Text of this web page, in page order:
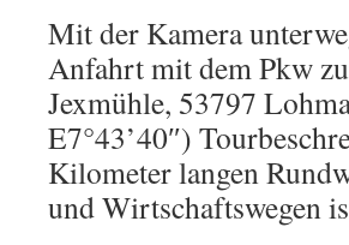
Mit der Kamera
Anfahrt mit dem Pkw
Jexmühle, 53797
E7°43’40″)
Kilometer langen
und Wirtschaftswegen